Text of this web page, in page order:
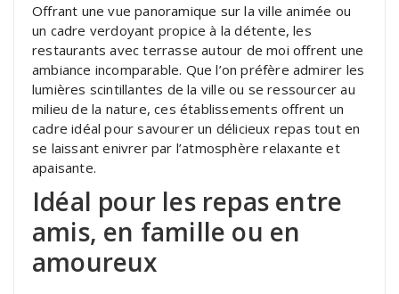
Offrant une vue panoramique sur la ville animée ou
un cadre verdoyant propice à la détente, les
restaurants avec terrasse autour de moi offrent une
ambiance incomparable. Que l’on préfère admirer les
lumières scintillantes de la ville ou se ressourcer au
milieu de la nature, ces établissements offrent un
cadre idéal pour savourer un délicieux repas tout en
se laissant enivrer par l’atmosphère relaxante et
apaisante.
Idéal pour les repas entre
amis, en famille ou en
amoureux